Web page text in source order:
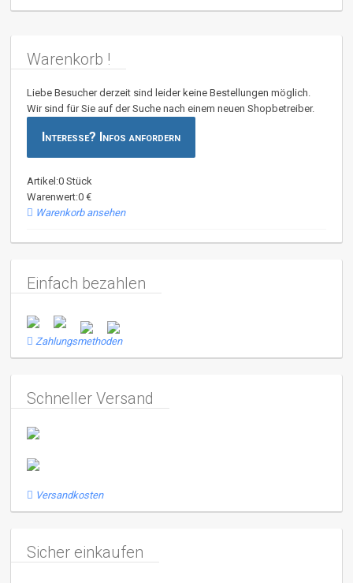
Warenkorb !
Liebe Besucher derzeit sind leider keine Bestellungen möglich.
Wir sind für Sie auf der Suche nach einem neuen Shopbetreiber.
Interesse? Infos anfordern
Artikel:0 Stück
Warenwert:0 €
Warenkorb ansehen
Einfach bezahlen
Zahlungsmethoden
Schneller Versand
Versandkosten
Sicher einkaufen